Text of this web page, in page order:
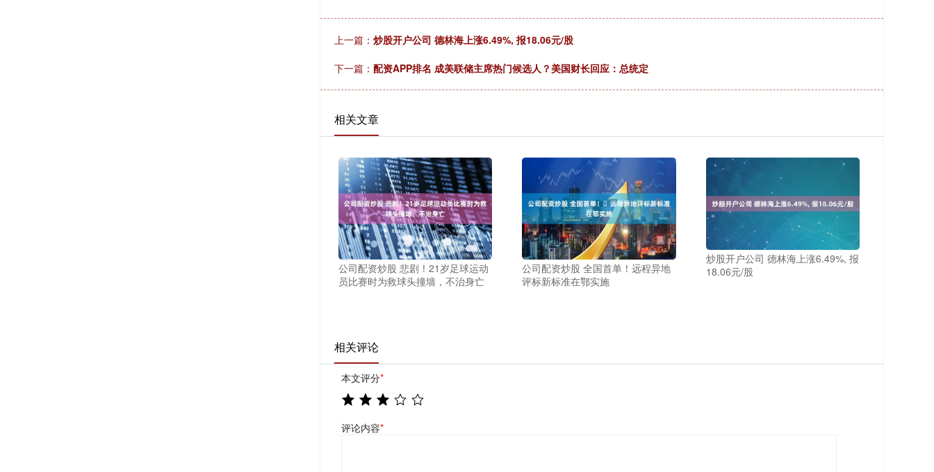
上一篇： 炒股开户公司 德林海上涨6.49%, 报18.06元/股
下一篇： 配资APP排名 成美联储主席热门候选人？美国财长回应：总统定
相关文章
公司配资炒股 悲剧！21岁足球运动
员比赛时为救球头撞墙，不治身亡
公司配资炒股 全国首单！​远程异地
评标新标准在鄂实施
炒股开户公司 德林海上涨6.49%, 报
18.06元/股
相关评论
本文评分*
评论内容*